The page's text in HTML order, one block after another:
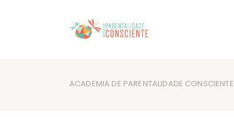
ACADEMIA DE PARENTALIDADE CONSCIENTE